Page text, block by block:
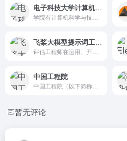
电子科技大学计算机科学与工程学院
飞桨大模型提示词工程师认证
中国工程院
暂无评论